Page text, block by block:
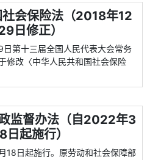
会保险法（2018年12
日修正）
第十三届全国人民代表大会常务
修改〈中华人民共和国社会保险
监督办法（自2022年3
日起施行）
18日起施行。原劳动和社会保障部